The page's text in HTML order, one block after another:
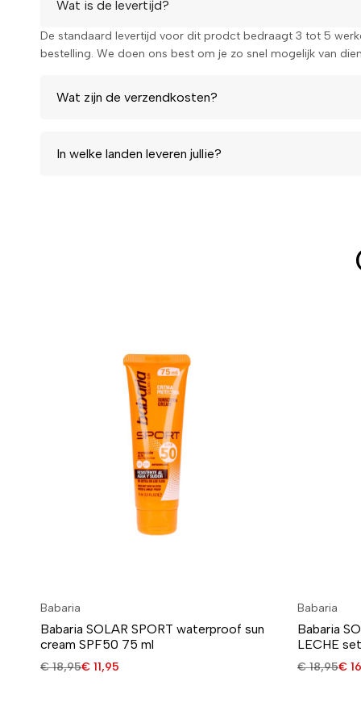
Wat is de levertijd?
De standaard levertijd voor dit prodct bedraagt 3 tot 5
bestelling. We doen ons best om je zo snel mogelijk van
Wat zijn de verzendkosten?
In welke landen leveren jullie?
Babaria
Babaria SOLAR SPORT waterproof sun
cream SPF50 75 ml
€18,95€ 11,95
Babaria
Babaria
LECHE set
€18,95€